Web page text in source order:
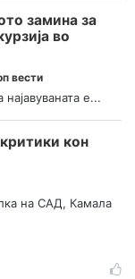
замина за
во
вести
е...
кон
на САД, Камала